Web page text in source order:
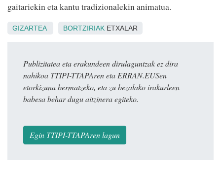
gaitariekin eta kantu tradizionalekin animatua.
GIZARTEA BORTZIRIAK ETXALAR
Publizitatea eta erakundeen dirulaguntzak ez dira
nahikoa TTIPI-TTAPAren eta ERRAN.EUSen
etorkizuna bermatzeko, eta zu bezalako irakurleen
babesa behar dugu aitzinera egiteko.
Egin TTIPI-TTAPAren lagun